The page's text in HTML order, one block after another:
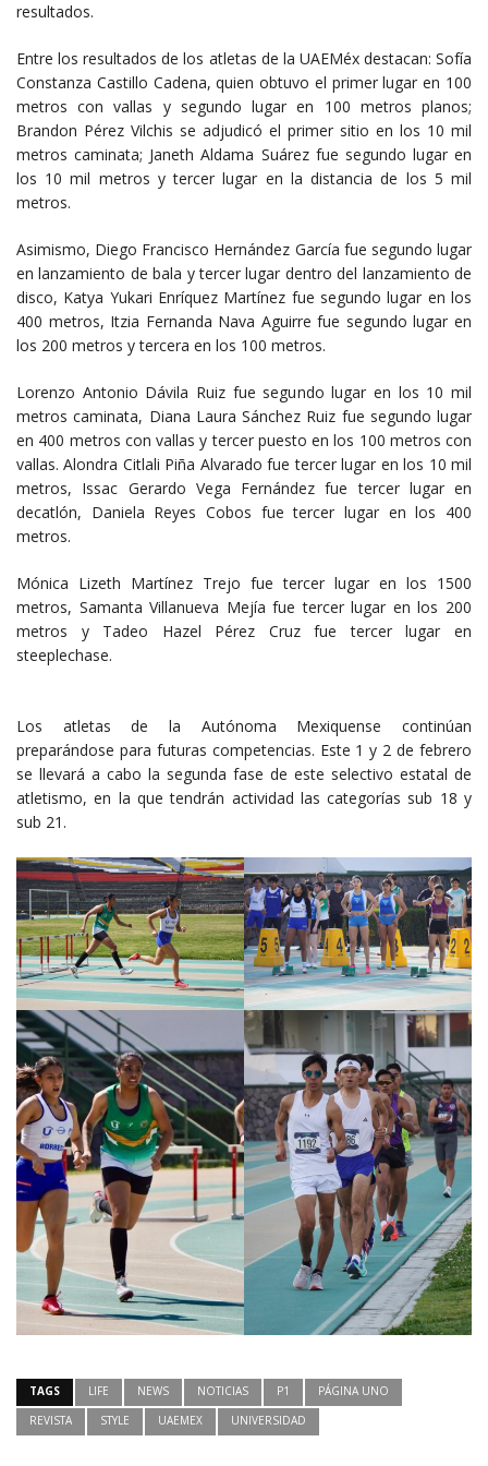
resultados.
Entre los resultados de los atletas de la UAEMéx destacan: Sofía
Constanza Castillo Cadena, quien obtuvo el primer lugar en 100
metros con vallas y segundo lugar en 100 metros planos;
Brandon Pérez Vilchis se adjudicó el primer sitio en los 10 mil
metros caminata; Janeth Aldama Suárez fue segundo lugar en
los 10 mil metros y tercer lugar en la distancia de los 5 mil
metros.
Asimismo, Diego Francisco Hernández García fue segundo lugar
en lanzamiento de bala y tercer lugar dentro del lanzamiento de
disco, Katya Yukari Enríquez Martínez fue segundo lugar en los
400 metros, Itzia Fernanda Nava Aguirre fue segundo lugar en
los 200 metros y tercera en los 100 metros.
Lorenzo Antonio Dávila Ruiz fue segundo lugar en los 10 mil
metros caminata, Diana Laura Sánchez Ruiz fue segundo lugar
en 400 metros con vallas y tercer puesto en los 100 metros con
vallas. Alondra Citlali Piña Alvarado fue tercer lugar en los 10 mil
metros, Issac Gerardo Vega Fernández fue tercer lugar en
decatlón, Daniela Reyes Cobos fue tercer lugar en los 400
metros.
Mónica Lizeth Martínez Trejo fue tercer lugar en los 1500
metros, Samanta Villanueva Mejía fue tercer lugar en los 200
metros y Tadeo Hazel Pérez Cruz fue tercer lugar en
steeplechase.
Los atletas de la Autónoma Mexiquense continúan
preparándose para futuras competencias. Este 1 y 2 de febrero
se llevará a cabo la segunda fase de este selectivo estatal de
atletismo, en la que tendrán actividad las categorías sub 18 y
sub 21.
TAGS LIFE NEWS NOTICIAS P1
PÁGINA UNO
REVISTA
STYLE UAEMEX UNIVERSIDAD